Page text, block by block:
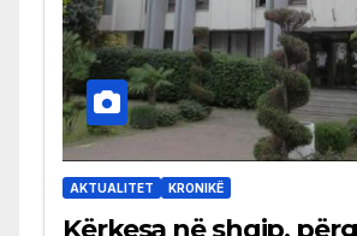
AKTUALITET KRONIKË
Kërkesa në shqip,